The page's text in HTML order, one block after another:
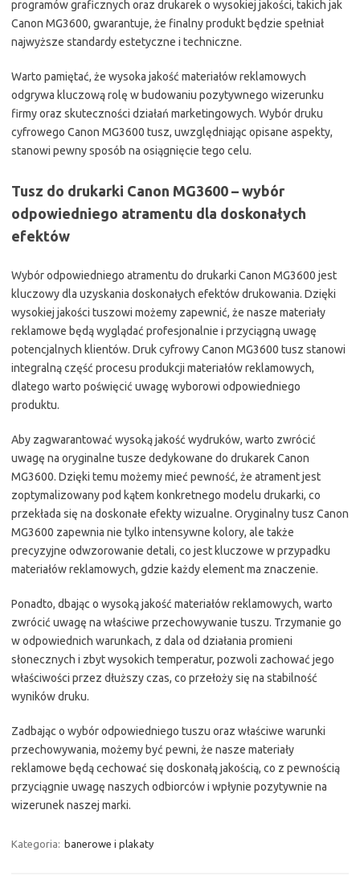
programów graficznych oraz drukarek o wysokiej jakości, takich jak
Canon MG3600, gwarantuje, że finalny produkt będzie spełniał
najwyższe standardy estetyczne i techniczne.
Warto pamiętać, że wysoka jakość materiałów reklamowych
odgrywa kluczową rolę w budowaniu pozytywnego wizerunku
firmy oraz skuteczności działań marketingowych. Wybór druku
cyfrowego Canon MG3600 tusz, uwzględniając opisane aspekty,
stanowi pewny sposób na osiągnięcie tego celu.
Tusz do drukarki Canon MG3600 – wybór
odpowiedniego atramentu dla doskonałych
efektów
Wybór odpowiedniego atramentu do drukarki Canon MG3600 jest
kluczowy dla uzyskania doskonałych efektów drukowania. Dzięki
wysokiej jakości tuszowi możemy zapewnić, że nasze materiały
reklamowe będą wyglądać profesjonalnie i przyciągną uwagę
potencjalnych klientów. Druk cyfrowy Canon MG3600 tusz stanowi
integralną część procesu produkcji materiałów reklamowych,
dlatego warto poświęcić uwagę wyborowi odpowiedniego
produktu.
Aby zagwarantować wysoką jakość wydruków, warto zwrócić
uwagę na oryginalne tusze dedykowane do drukarek Canon
MG3600. Dzięki temu możemy mieć pewność, że atrament jest
zoptymalizowany pod kątem konkretnego modelu drukarki, co
przekłada się na doskonałe efekty wizualne. Oryginalny tusz Canon
MG3600 zapewnia nie tylko intensywne kolory, ale także
precyzyjne odwzorowanie detali, co jest kluczowe w przypadku
materiałów reklamowych, gdzie każdy element ma znaczenie.
Ponadto, dbając o wysoką jakość materiałów reklamowych, warto
zwrócić uwagę na właściwe przechowywanie tuszu. Trzymanie go
w odpowiednich warunkach, z dala od działania promieni
słonecznych i zbyt wysokich temperatur, pozwoli zachować jego
właściwości przez dłuższy czas, co przełoży się na stabilność
wyników druku.
Zadbając o wybór odpowiedniego tuszu oraz właściwe warunki
przechowywania, możemy być pewni, że nasze materiały
reklamowe będą cechować się doskonałą jakością, co z pewnością
przyciągnie uwagę naszych odbiorców i wpłynie pozytywnie na
wizerunek naszej marki.
Kategoria: banerowe i plakaty